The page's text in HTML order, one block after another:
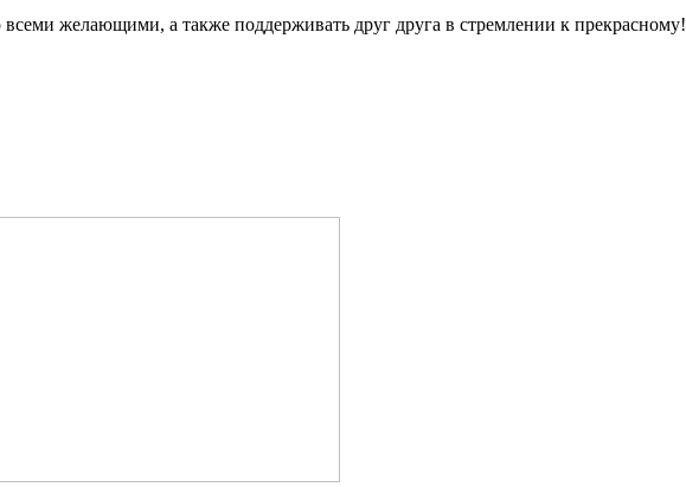
желающими, а также поддерживать друг друга в стремлении к прекрасному!